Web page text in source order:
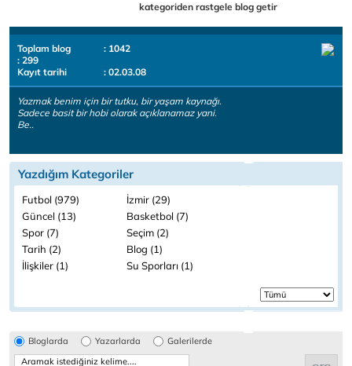
kategoriden rastgele blog getir
Toplam blog
: 1042
: 299
Kayıt tarihi
: 02.03.08
Yazmak benim için bir tutku, bir yaşam kaynağı.
Sadece basit bir hobi olarak açıklanamaz yani.
Be..
Yazdığım Kategoriler
Futbol (979)
İzmir (29)
Güncel (13)
Basketbol (7)
Spor (7)
Seçim (2)
Tarih (2)
Blog (1)
İlişkiler (1)
Su Sporları (1)
Bloglarda Yazarlarda Galerilerde